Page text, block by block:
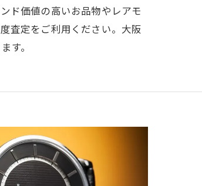
ド価値の高いお品物やレアモ
査定をご利用ください。大阪
す。